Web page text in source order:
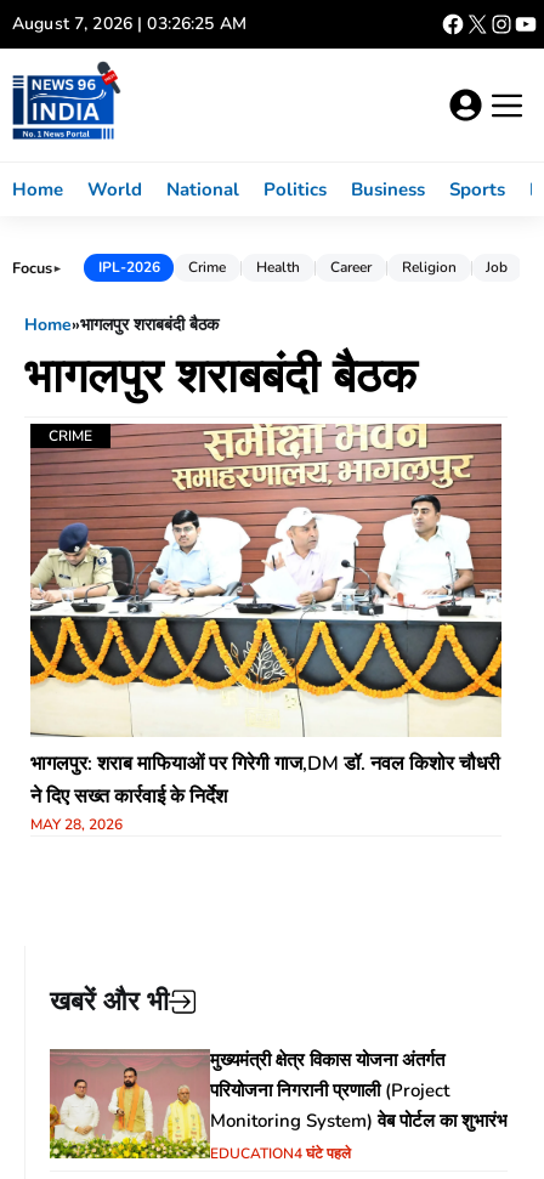
Skip
to
content
August 7, 2026 | 03:26:25 AM
Home World National Politics Business Sports
Focus► IPL-2026 Crime Health Career Religion Job
Home»भागलपुर शराबबंदी बैठक
भागलपुर शराबबंदी बैठक
CRIME
भागलपुर: शराब माफियाओं पर गिरेगी गाज,DM डॉ. नवल किशोर चौधरी
ने दिए सख्त कार्रवाई के निर्देश
MAY 28, 2026
खबरें और भी
मुख्यमंत्री क्षेत्र विकास योजना अंतर्गत
परियोजना निगरानी प्रणाली (Project
Monitoring System) वेब पोर्टल का शुभारंभ
EDUCATION4 घंटे पहले